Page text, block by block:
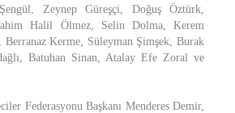
Zeynep Güreşçi, Doğuş Öztürk,
Halil Ölmez, Selin Dolma, Kerem
Berranaz Kerme, Süleyman Şimşek, Burak
Batuhan Sinan, Atalay Efe Zoral ve
Federasyonu Başkanı Menderes Demir,